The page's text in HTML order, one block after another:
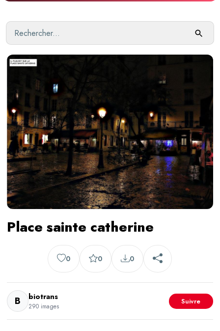
Place sainte catherine
0 0 0
B biotrans
290 images
Suivre